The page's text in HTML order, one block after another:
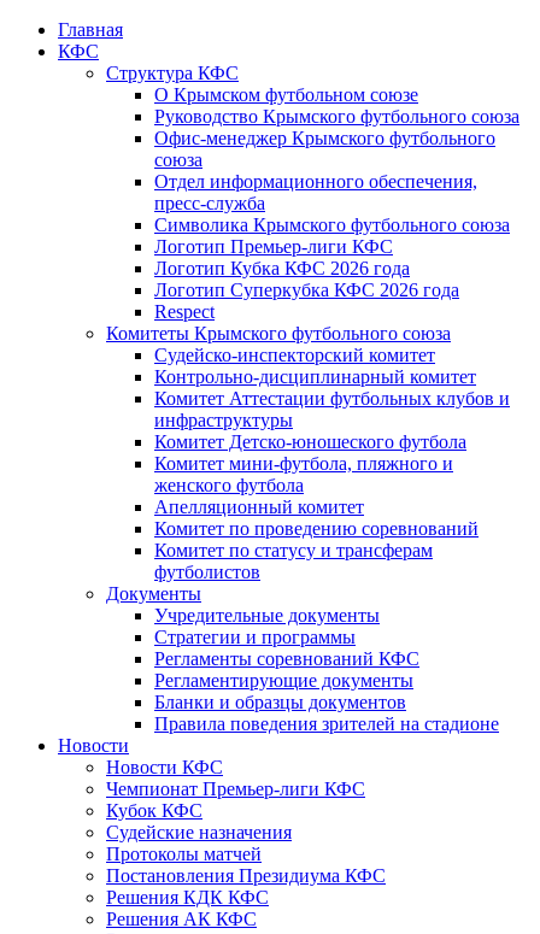
Главная
КФС
Структура КФС
О Крымском футбольном союзе
Руководство Крымского футбольного союза
Офис-менеджер Крымского футбольного
союза
Отдел информационного обеспечения,
пресс-служба
Символика Крымского футбольного союза
Логотип Премьер-лиги КФС
Логотип Кубка КФС 2026 года
Логотип Суперкубка КФС 2026 года
Respect
Комитеты Крымского футбольного союза
Судейско-инспекторский комитет
Контрольно-дисциплинарный комитет
Комитет Аттестации футбольных клубов и
инфраструктуры
Комитет Детско-юношеского футбола
Комитет мини-футбола, пляжного и
женского футбола
Апелляционный комитет
Комитет по проведению соревнований
Комитет по статусу и трансферам
футболистов
Документы
Учредительные документы
Стратегии и программы
Регламенты соревнований КФС
Регламентирующие документы
Бланки и образцы документов
Правила поведения зрителей на стадионе
Новости
Новости КФС
Чемпионат Премьер-лиги КФС
Кубок КФС
Судейские назначения
Протоколы матчей
Постановления Президиума КФС
Решения КДК КФС
Решения АК КФС